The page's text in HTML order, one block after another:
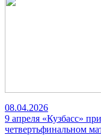
08.04.2026
9 апреля «Кузбасс»
четвертьфинальном